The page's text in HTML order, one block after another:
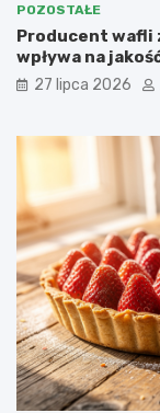
POZOSTAŁE
Producent wafli
wpływa na
27 lipca 2026